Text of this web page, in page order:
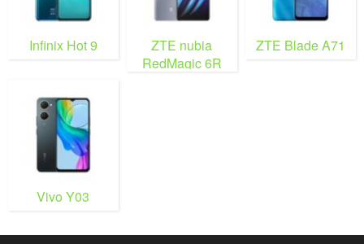
Infinix Hot 9
ZTE nubia
RedMagic 6R
ZTE Blade A71
Vivo Y03